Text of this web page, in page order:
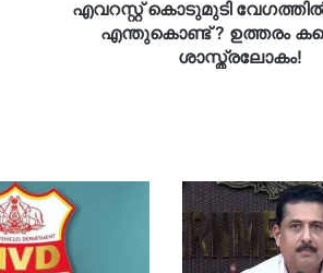
ശാസ്ത്രലോകം!
എവറസ്റ്റ് കൊടുമുടി
എന്തുകൊണ്ട് ? ഉത്തരം
ശാസ്ത്രലോകം!